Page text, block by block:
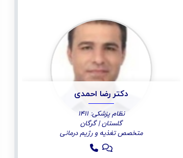
دکتر رضا احمدی
نظام پزشکی: 1411
گلستان | گرگان
متخصص تغذیه و رژیم درمانی